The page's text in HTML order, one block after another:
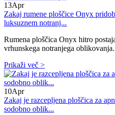
13Apr
Zakaj rumene ploščice Onyx
luksuznem notranj...
Rumena ploščica Onyx hitro
vrhunskega notranjega
Prikaži več >
10Apr
Zakaj je razcepljena ploščica za
sodobno oblik...